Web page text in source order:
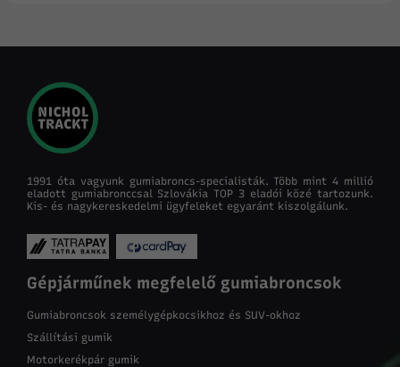
1991 óta vagyunk gumiabroncs-specialisták. Több mint 4 millió
eladott gumiabronccsal Szlovákia TOP 3 eladói közé tartozunk.
Kis- és nagykereskedelmi ügyfeleket egyaránt kiszolgálunk.
Gépjárműnek megfelelő gumiabroncsok
Gumiabroncsok személygépkocsikhoz és SUV-okhoz
Szállítási gumik
Motorkerékpár gumik